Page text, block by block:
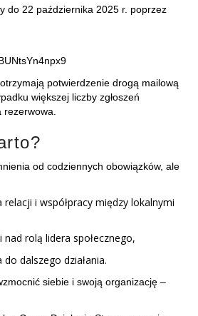
do 22 października 2025 r. poprzez
potwierdzenie drogą mailową
większej liczby zgłoszeń
od codziennych obowiązków, ale
i współpracy między lokalnymi
rolą lidera społecznego,
dalszego działania.
siebie i swoją organizację –